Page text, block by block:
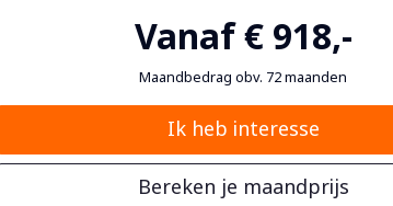
Vanaf € 918,-
Maandbedrag obv. 72 maanden
Ik heb interesse
Bereken je maandprijs